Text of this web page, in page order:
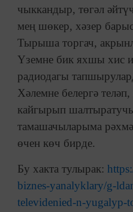
чыккандыр, төгәл
мең шөкер, хәзер
Тырыша торгач,
Үземне бик яхшы хис
радиодагы
Хәлемне белергә
кайгырып
тамашачыларыма
өчен көч бирде.
Бу хакта тулырак:
biznes-yanalyklary/g-
televidenied-n-yugalyp-